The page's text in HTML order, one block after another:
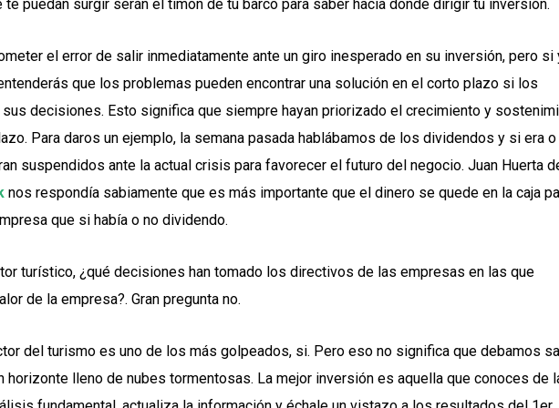
puedan surgir serán el timón de tu barco para saber hacia donde dirigir tu inversión.
el error de salir inmediatamente ante un giro inesperado en su inversión, pero si
que los problemas pueden encontrar una solución en el corto plazo si los
decisiones. Esto significa que siempre hayan priorizado el crecimiento y
Para daros un ejemplo, la semana pasada hablábamos de los dividendos y si era o
suspendidos ante la actual crisis para favorecer el futuro del negocio. Juan Huerta
nos respondía sabiamente que es más importante que el dinero se quede en la caja
que si había o no dividendo.
turístico, ¿qué decisiones han tomado los directivos de las empresas en las que
de la empresa?. Gran pregunta no.
del turismo es uno de los más golpeados, si. Pero eso no significa que debamos
horizonte lleno de nubes tormentosas. La mejor inversión es aquella que conoces de